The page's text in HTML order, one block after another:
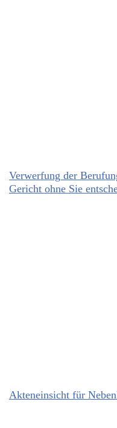
Verwerfung der
Gericht ohne Sie
Akteneinsicht für